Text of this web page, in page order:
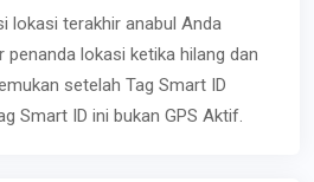
lokasi terakhir anabul Anda
penanda lokasi ketika hilang dan
setelah Tag Smart ID
Smart ID ini bukan GPS Aktif.